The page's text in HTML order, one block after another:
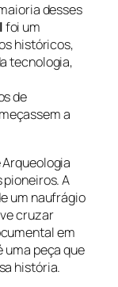
desses
foi um
históricos,
tecnologia,
de
a
A
um naufrágio
cruzar
em
uma peça que
história.